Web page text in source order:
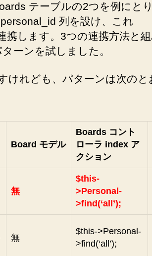
テーブルの2つを例にと
列を設け、これ
携します。3つの連携方法と
ーンを試しました。
けれども、パターンは次のと
Board モデル
Boards コント
ローラ index ア
クション
無
$this-
>Personal-
>find(‘all’);
無
$this->Personal-
>find(‘all’);